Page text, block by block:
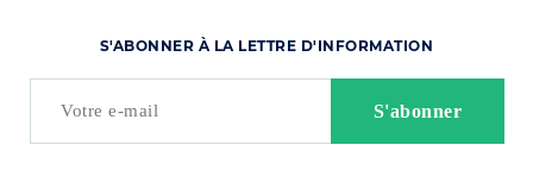
S'ABONNER À LA LETTRE D'INFORMATION